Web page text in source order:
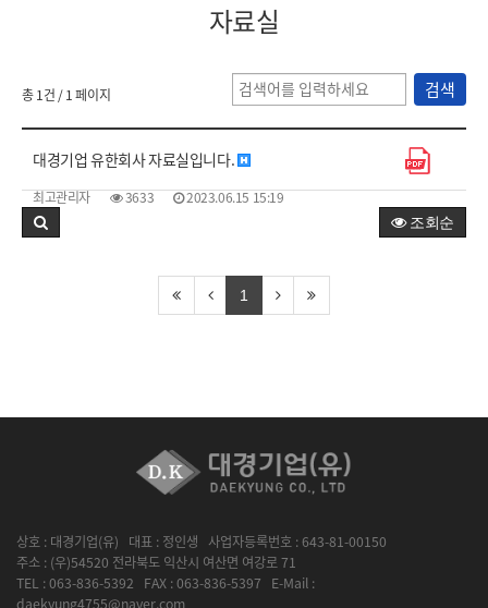
자료실
총 1건 / 1 페이지 검색
대경기업 유한회사 자료실입니다.
최고관리자 3633 2023.06.15 15:19
조회순
1
상호 : 대경기업(유) 대표 : 정인생 사업자등록번호 : 643-81-00150
주소 : (우)54520 전라북도 익산시 여산면 여강로 71
TEL : 063-836-5392 FAX : 063-836-5397 E-Mail :
daekyung4755@naver.com